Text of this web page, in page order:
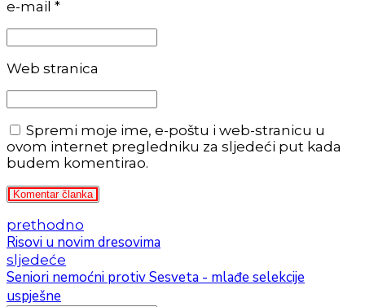
e-mail *
Web stranica
Spremi moje ime, e-poštu i web-stranicu u
ovom internet pregledniku za sljedeći put kada
budem komentirao.
Komentar članka
prethodno
Risovi u novim dresovima
sljedeće
Seniori nemoćni protiv Sesveta - mlađe selekcije
uspješne